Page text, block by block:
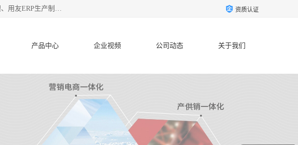
杭州协友软件有限公司主营：用友财务软件、用友进销存软件、用友OA办公自动化、用友CRM客户关系管理、用友ERP生产制造管理等;是一家用友管理软件咨询服务商。自创立至今，一直致力于为客户提供顾问式ERP管理解决方案务，为企业提供了财务管理、供应链和物流管理、生产制造管理、管理、知识与协同管理、客户关系管理等信息化建设领域的应用。 资质认证
产品中心 企业视频 公司动态 关于我们